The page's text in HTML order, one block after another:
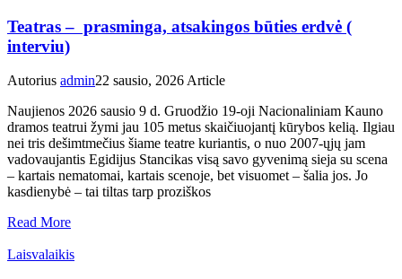
Teatras – prasminga, atsakingos būties erdvė (
interviu)
Autorius admin22 sausio, 2026 Article
Naujienos 2026 sausio 9 d. Gruodžio 19-oji Nacionaliniam Kauno
dramos teatrui žymi jau 105 metus skaičiuojantį kūrybos kelią. Ilgiau
nei tris dešimtmečius šiame teatre kuriantis, o nuo 2007-ųjų jam
vadovaujantis Egidijus Stancikas visą savo gyvenimą sieja su scena
– kartais nematomai, kartais scenoje, bet visuomet – šalia jos. Jo
kasdienybė – tai tiltas tarp proziškos
Read More
Laisvalaikis